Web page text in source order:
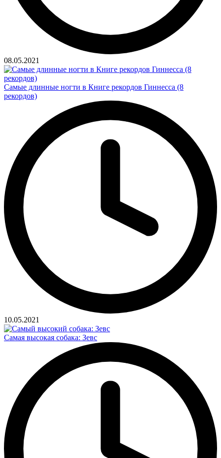
08.05.2021
Самые длинные ногти в Книге рекордов Гиннесса (8
рекордов)
10.05.2021
Самая высокая собака: Зевс